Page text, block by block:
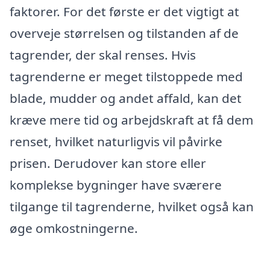
faktorer. For det første er det vigtigt at
overveje størrelsen og tilstanden af de
tagrender, der skal renses. Hvis
tagrenderne er meget tilstoppede med
blade, mudder og andet affald, kan det
kræve mere tid og arbejdskraft at få dem
renset, hvilket naturligvis vil påvirke
prisen. Derudover kan store eller
komplekse bygninger have sværere
tilgange til tagrenderne, hvilket også kan
øge omkostningerne.